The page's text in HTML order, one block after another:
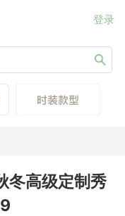
登录
高级定制秀